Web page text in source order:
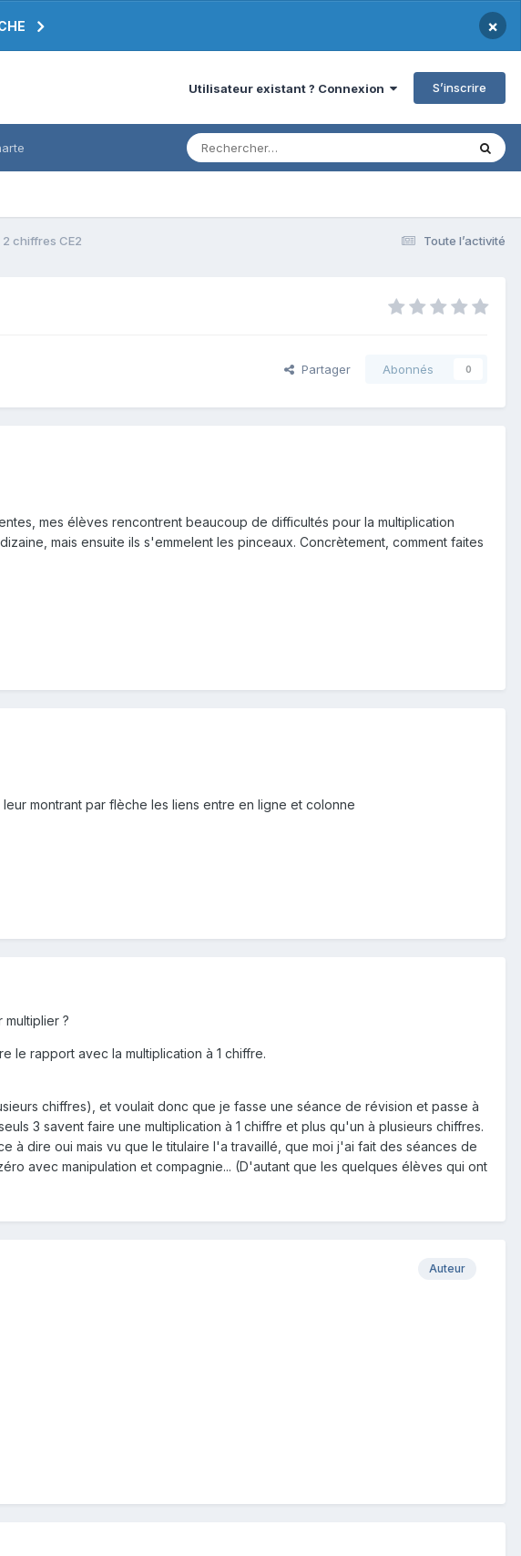
×
Utilisateur existant ? Connexion S’inscrire
Toute l’activité
chiffres CE2
Partager Abonnés 0
mes élèves rencontrent beaucoup de difficultés pour la multiplication
mais ensuite ils s'emmelent les pinceaux. Concrètement, comment faites
montrant par flèche les liens entre en ligne et colonne
?
le rapport avec la multiplication à 1 chiffre.
chiffres), et voulait donc que je fasse une séance de révision et passe à
3 savent faire une multiplication à 1 chiffre et plus qu'un à plusieurs chiffres.
à dire oui mais vu que le titulaire l'a travaillé, que moi j'ai fait des séances de
avec manipulation et compagnie... (D'autant que les quelques élèves qui ont
Auteur